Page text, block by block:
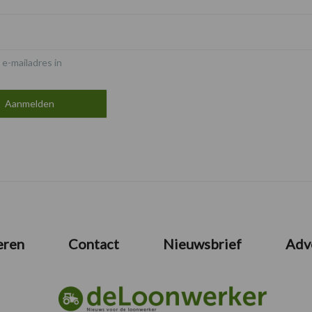
mailadres in
Contact Nieuwsbrief